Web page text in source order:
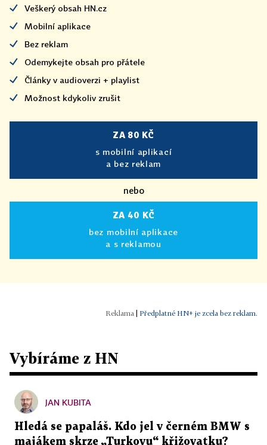
Veškerý obsah HN.cz
Mobilní aplikace
Bez reklam
Odemykejte obsah pro přátele
Články v audioverzi + playlist
Možnost kdykoliv zrušit
ZA 80 KČ
s mobilní aplikací
a bez reklam
nebo
ZA 40 KČ
bez mobilní aplikace
a s reklamou
| Předplatné HN+ je zcela bez reklam.
Vybíráme z HN
JAN KUBITA
Hledá se papaláš. Kdo jel v černém BMW s
majákem skrze „Turkovu“ křižovatku?